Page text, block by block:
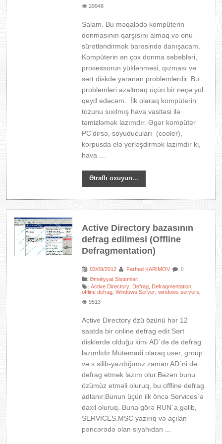
29948
Salam. Bu məqalədə kompüterin
donmasının qarşısını almaq və onu
sürətləndirmək barəsində danışacam.
Kompüterin ən çox donma səbəbləri,
prosessorun yüklənməsi, qızması və
sərt diskdə yaranan problemlərdir. Bu
problemləri azaltmaq üçün bir neçə yol
qeyd edəcəm. İlk olaraq kompüterin
tozunu sıxılmış hava vasitəsi ilə
təmizləmək lazımdır. Əgər kompüter
PC’dirsə, soyuducuları (cooler),
korpusda elə yerləşdirmək lazımdır ki,
hava ...
Ətraflı oxuyun...
Active Directory bazasının
defrag edilmesi (Offline
Defragmentation)
:03/09/2012 : Farhad KARIMOV : 0
:Əməliyyat Sistemləri
:Active Directory Defrag Defragmentation
offline defrag ,Windows Server ,windows servers
9513
Active Directory özü özünü hər 12
saatda bir online defrag edir.Sərt
disklərdə olduğu kimi AD`də də defrag
lazımlıdır.Mütəmadi olaraq user, group
və.s silib-yazdığımız zaman AD`ni də
defrag etmək lazım olur.Bəzən bunu
özümüz etməli oluruq, bu offline defrag
adlanır.Bunun üçün ilk öncə Services`ə
daxil oluruq. Buna görə RUN`a gəlib,
SERVİCES.MSC yazırıq və açılan
pəncərədə olan siyahıdan ...